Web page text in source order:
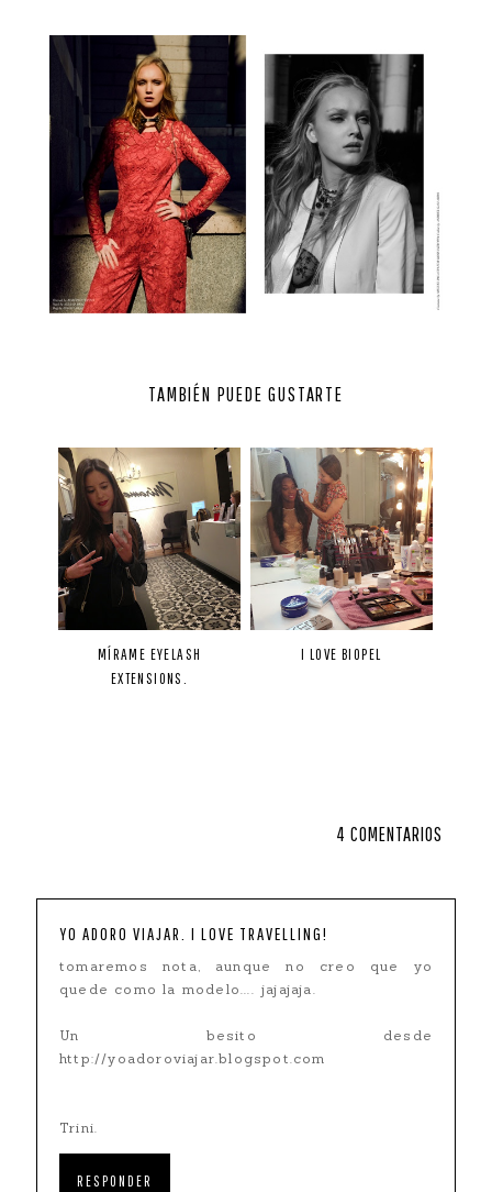
TAMBIÉN PUEDE GUSTARTE
MÍRAME EYELASH
EXTENSIONS.
I LOVE BIOPEL
4 COMENTARIOS
YO ADORO VIAJAR. I LOVE TRAVELLING!
tomaremos nota, aunque no creo que yo
quede como la modelo.... jajajaja.
Un besito desde
http://yoadoroviajar.blogspot.com
Trini.
RESPONDER